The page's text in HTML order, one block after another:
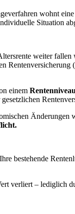
wohnt
Situation
weiter
einem Rentenniveau
Änderungen
bestehende
verliert – lediglich